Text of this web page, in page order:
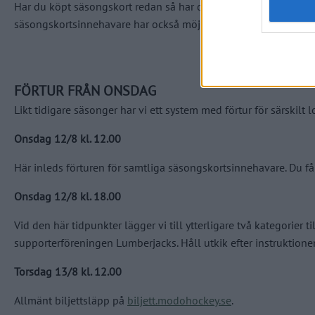
Har du köpt säsongskort redan så har du självklart din plats
säsongskortsinnehavare har också möjlighet att köpa extra
FÖRTUR FRÅN ONSDAG
Likt tidigare säsonger har vi ett system med förtur för
Onsdag 12/8 kl. 12.00
Här inleds förturen för samtliga säsongskortsinnehavare. Du
Onsdag 12/8 kl. 18.00
Vid den här tidpunkter lägger vi till ytterligare två kategorier
supporterföreningen Lumberjacks. Håll utkik efter
Torsdag 13/8 kl. 12.00
Allmänt biljettsläpp på biljett.modohockey.se.